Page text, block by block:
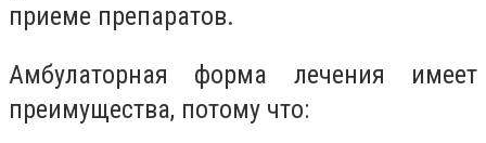
приеме препаратов.
Амбулаторная форма лечения имеет
преимущества, потому что: